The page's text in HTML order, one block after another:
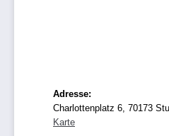
Adresse:
Charlottenplatz 6, 70173
Karte